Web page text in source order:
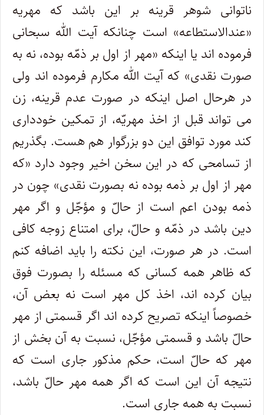
ناتوانی شوهر قرینه بر این باشد که مهریه
«عندالاستطاعه» است چنانکه آیت الله سبحانی
فرموده اند یا اینکه «مهر از اول بر ذمّه بوده، نه به
صورت نقدی» که آیت الله مکارم فرموده اند ولی
در هرحال اصل اینکه در صورت عدم قرینه، زن
می تواند قبل از اخذ مهریّه، از تمکین خودداری
کند مورد توافق این دو بزرگوار هم هست. بگذریم
از تسامحی که در این سخن اخیر وجود دارد «که
مهر از اول بر ذمه بوده نه بصورت نقدی» چون در
ذمه بودن اعم است از حالّ و مؤجّل و اگر مهر
دین باشد در ذمّه و حالّ، برای امتناع زوجه کافی
است. در هر صورت، این نکته را باید اضافه کنم
که ظاهر همه کسانی که مسئله را بصورت فوق
بیان کرده اند، اخذ کل مهر است نه بعض آن،
خصوصاً اینکه تصریح کرده اند اگر قسمتی از مهر
حالّ باشد و قسمتی مؤجّل، نسبت به آن بخش از
مهر که حالّ است، حکم مذکور جاری است که
نتیجه آن این است که اگر همه مهر حالّ باشد،
نسبت به همه جاری است.